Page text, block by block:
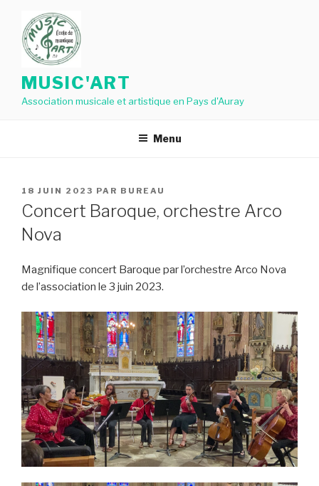
contenu
principal
MUSIC'ART
Association musicale et artistique en Pays d'Auray
Menu
PUBLIÉ
LE
18 JUIN 2023 PAR BUREAU
Concert Baroque, orchestre Arco
Nova
Magnifique concert Baroque par l’orchestre Arco Nova
de l’association le 3 juin 2023.